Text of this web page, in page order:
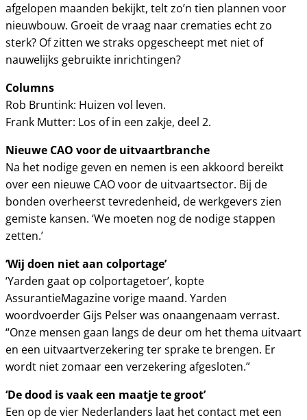
afgelopen maanden bekijkt, telt zo’n tien plannen voor
nieuwbouw. Groeit de vraag naar crematies echt zo
sterk? Of zitten we straks opgescheept met niet of
nauwelijks gebruikte inrichtingen?
Columns
Rob Bruntink: Huizen vol leven.
Frank Mutter: Los of in een zakje, deel 2.
Nieuwe CAO voor de uitvaartbranche
Na het nodige geven en nemen is een akkoord bereikt
over een nieuwe CAO voor de uitvaartsector. Bij de
bonden overheerst tevredenheid, de werkgevers zien
gemiste kansen. ‘We moeten nog de nodige stappen
zetten.’
‘Wij doen niet aan colportage’
‘Yarden gaat op colportagetoer’, kopte
AssurantieMagazine vorige maand. Yarden
woordvoerder Gijs Pelser was onaangenaam verrast.
“Onze mensen gaan langs de deur om het thema uitvaart
en een uitvaartverzekering ter sprake te brengen. Er
wordt niet zomaar een verzekering afgesloten.”
‘De dood is vaak een maatje te groot’
Een op de vier Nederlanders laat het contact met een